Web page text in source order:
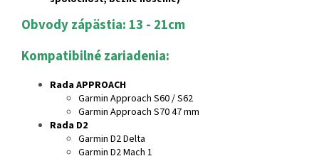
Obvody zápästia: 13 - 21cm
Kompatibilné zariadenia:
Rada APPROACH
Garmin Approach S60 / S62
Garmin Approach S70 47 mm
Rada D2
Garmin D2 Delta
Garmin D2 Mach 1